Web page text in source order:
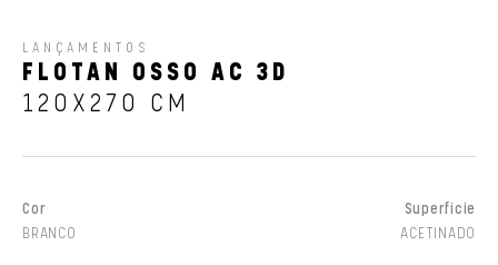
LANÇAMENTOS
FLOTAN OSSO AC 3D
120X270 CM
Cor
BRANCO
Superfície
ACETINADO